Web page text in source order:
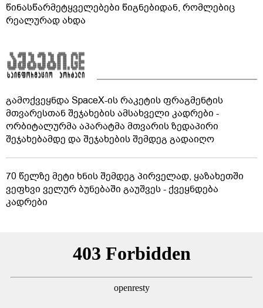
წინასწარმეტყველებები წიგნებიდან, რომლებიც
რეალურად ახდა
გამოქვეყნდა SpaceX-ის რაკეტის ფრაგმენტის
მთვარესთან შეჯახების ამსახველი კადრები -
ორბიტალურმა აპარატმა მთვარის ზედაპირი
შეჯახებამდე და შეჯახების შემდეგ გადაიღო
70 წელზე მეტი ხნის შემდეგ პირველად, ყაზახეთში
ვეფხვი ველურ ბუნებაში გაუშვეს - ქვეყნდება
კადრები